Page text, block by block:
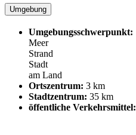
Umgebung
Umgebungsschwerpunkt:
Meer
Strand
Stadt
am Land
Ortszentrum: 3 km
Stadtzentrum: 35 km
öffentliche Verkehrsmittel: